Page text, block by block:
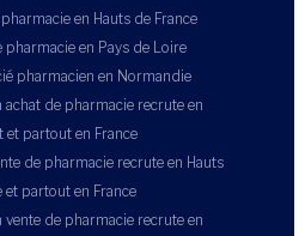
en Hauts de France
pharmacie en Pays de Loire
pharmacien en Normandie
achat de pharmacie recrute en
et partout en France
de pharmacie recrute en Hauts
et partout en France
vente de pharmacie recrute en